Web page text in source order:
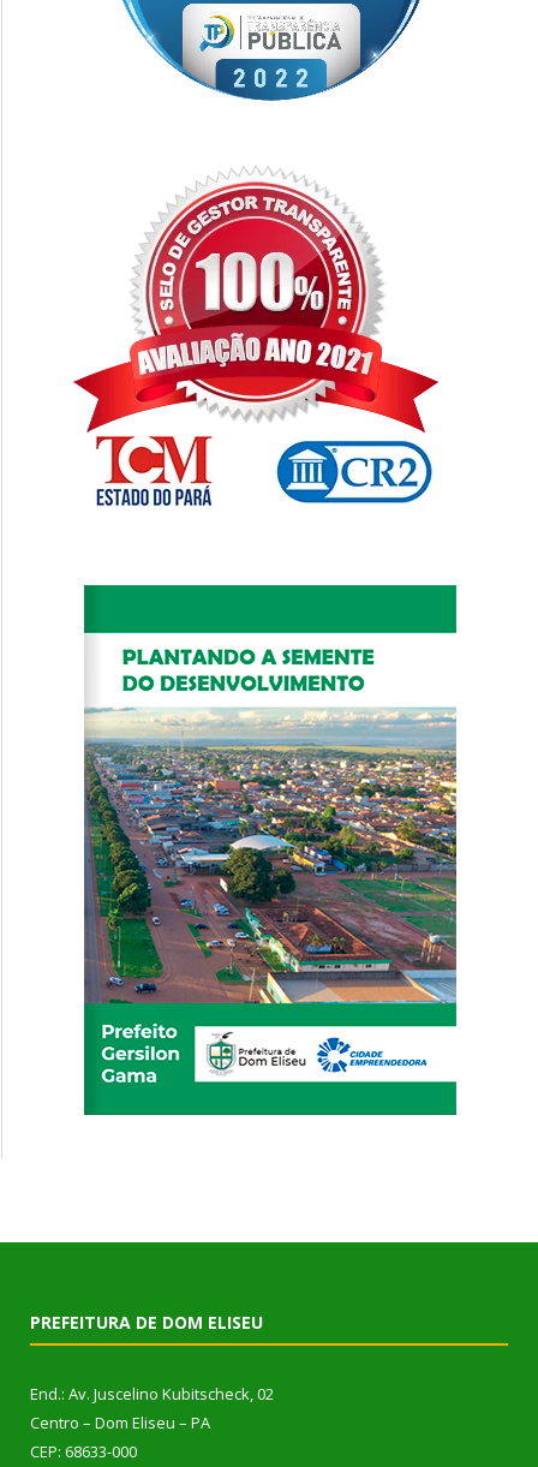
PREFEITURA DE DOM ELISEU
End.: Av. Juscelino Kubitscheck, 02
Centro – Dom Eliseu – PA
CEP: 68633-000